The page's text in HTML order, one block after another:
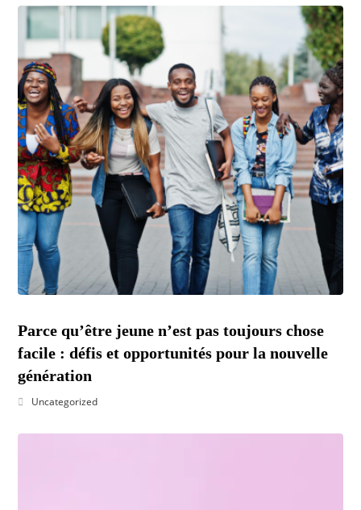
Parce qu’être jeune n’est pas toujours chose
facile : défis et opportunités pour la nouvelle
génération
Uncategorized